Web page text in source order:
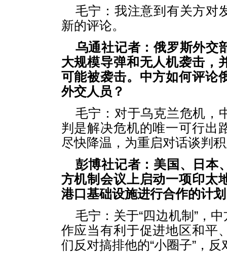
毛宁：我注意到有关方对
新的评论。
乌通社记者：俄罗斯外交
大规模导弹和无人机袭击，
可能被袭击。中方如何评论
外交人员？
毛宁：对于乌克兰危机，
判是解决危机的唯一可行出
尽快降温，为重启对话谈判
彭博社记者：美国、日本
方机制会议上启动一项印太
港口基础设施进行合作的计
毛宁：关于“四边机制”，
作应当有利于促进地区和平
们反对搞排他的“小圈子”，